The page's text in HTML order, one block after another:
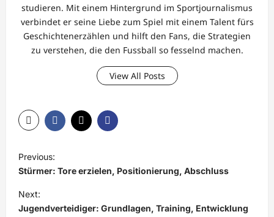
studieren. Mit einem Hintergrund im Sportjournalismus
verbindet er seine Liebe zum Spiel mit einem Talent fürs
Geschichtenerzählen und hilft den Fans, die Strategien
zu verstehen, die den Fussball so fesselnd machen.
View All Posts
o
s
t
Previous:
Stürmer: Tore erzielen, Positionierung, Abschluss
Next:
Jugendverteidiger: Grundlagen, Training, Entwicklung